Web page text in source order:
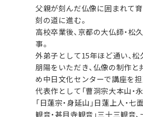
父親が刻んだ仏像に囲まれて
刻の道に進む。
高校卒業後、京都の大仏師・松
事。
外弟子として15年ほど通い、松
朋陽をいただき、仏像の制作
め中日文化センターで講座を担
代表作として「曹洞宗大本山・
「日蓮宗・身延山」日蓮上人・七
観音・甚目寺観音」三十三観音、